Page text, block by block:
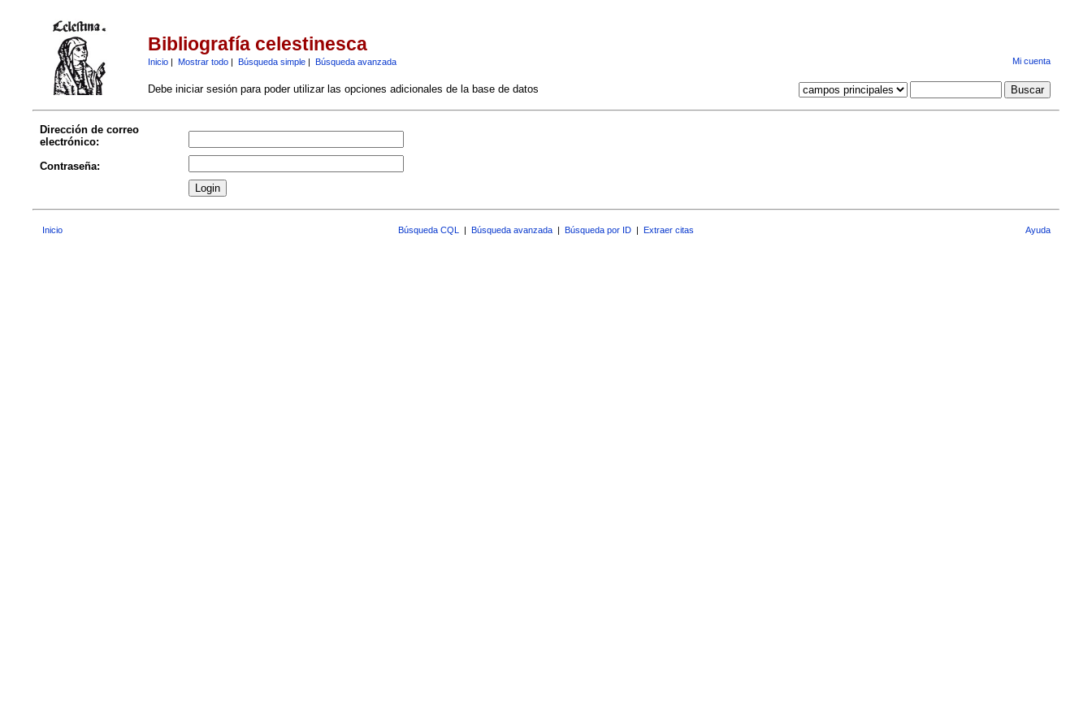
Bibliografía celestinesca
Inicio| Mostrar todo| Búsqueda simple| Búsqueda avanzada Mi cuenta
Debe iniciar sesión para poder utilizar las opciones adicionales de la base de datos
Dirección de correo
electrónico:
Contraseña:
Inicio Búsqueda CQL | Búsqueda avanzada | Búsqueda por ID | Extraer citas Ayuda